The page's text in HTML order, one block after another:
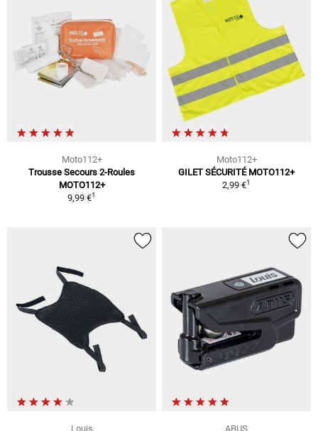
Moto112+
Trousse Secours 2-Roules
MOTO112+
9,99 €1
Moto112+
GILET SÉCURITÉ MOTO112+
2,99 €1
Louis ABUS